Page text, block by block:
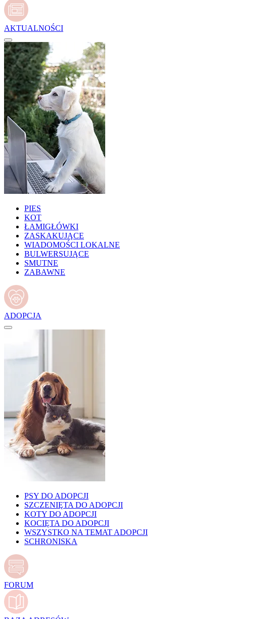
AKTUALNOŚCI
PIES
KOT
ŁAMIGŁÓWKI
ZASKAKUJĄCE
WIADOMOŚCI LOKALNE
BULWERSUJĄCE
SMUTNE
ZABAWNE
ADOPCJA
PSY DO ADOPCJI
SZCZENIĘTA DO ADOPCJI
KOTY DO ADOPCJI
KOCIĘTA DO ADOPCJI
WSZYSTKO NA TEMAT ADOPCJI
SCHRONISKA
FORUM